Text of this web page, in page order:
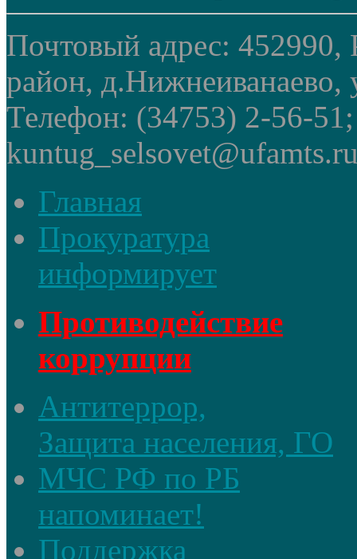
Почтовый адрес: 452990,
район, д.Нижнеиванаево,
Телефон: (34753) 2-56-
Главная
Прокуратура
информирует
Противодействие
коррупции
Антитеррор,
Защита населения, ГО
МЧС РФ по РБ
напоминает!
Поддержка